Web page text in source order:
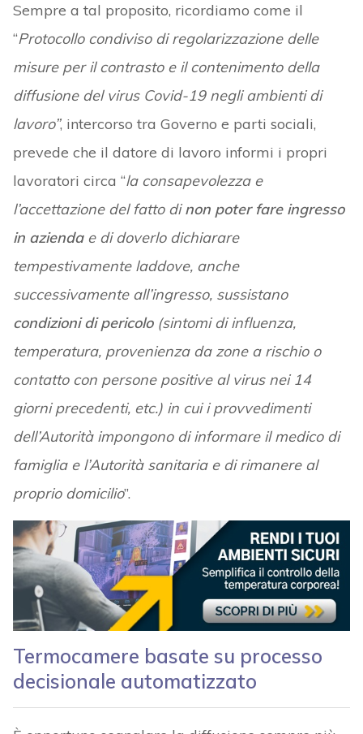
Sempre a tal proposito, ricordiamo come il
“Protocollo condiviso di regolarizzazione delle
misure per il contrasto e il contenimento della
diffusione del virus Covid-19 negli ambienti di
lavoro”, intercorso tra Governo e parti sociali,
prevede che il datore di lavoro informi i propri
lavoratori circa “la consapevolezza e
l’accettazione del fatto dinon poter fare ingresso
in aziendae di doverlo dichiarare
tempestivamente laddove, anche
successivamente all’ingresso, sussistano
condizioni di pericolo(sintomi di influenza,
temperatura, provenienza da zone a rischio o
contatto con persone positive al virus nei 14
giorni precedenti, etc.) in cui i provvedimenti
dell’Autorità impongono di informare il medico di
famiglia e l’Autorità sanitaria e di rimanere al
proprio domicilio”.
Termocamere basate su processo
decisionale automatizzato